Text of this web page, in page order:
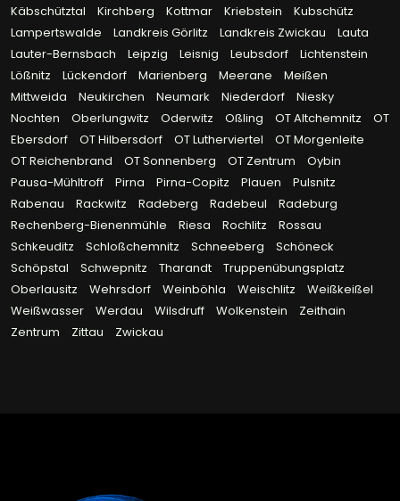
Käbschütztal
Kirchberg Kottmar Kriebstein
Kubschütz
Lampertswalde
Landkreis Görlitz Landkreis Zwickau
Lauta
Lauter-Bernsbach
Leipzig Leisnig Leubsdorf
Lichtenstein
Lößnitz
Lückendorf Marienberg Meerane
Meißen
Mittweida
Neukirchen Neumark Niederdorf
Niesky
Nochten
Oberlungwitz Oderwitz Oßling OT Altchemnitz
OT
Ebersdorf
OT Hilbersdorf OT Lutherviertel
OT Morgenleite
OT Reichenbrand
OT Sonnenberg OT Zentrum
Oybin
Pausa-Mühltroff
Pirna Pirna-Copitz Plauen
Pulsnitz
Rabenau
Rackwitz Radeberg Radebeul
Radeburg
Rechenberg-Bienenmühle
Riesa Rochlitz
Rossau
Schkeuditz
Schloßchemnitz Schneeberg
Schöneck
Schöpstal
Schwepnitz Tharandt
Truppenübungsplatz
Oberlausitz
Wehrsdorf Weinböhla Weischlitz
Weißkeißel
Weißwasser
Werdau Wilsdruff Wolkenstein
Zeithain
Zentrum
Zittau Zwickau